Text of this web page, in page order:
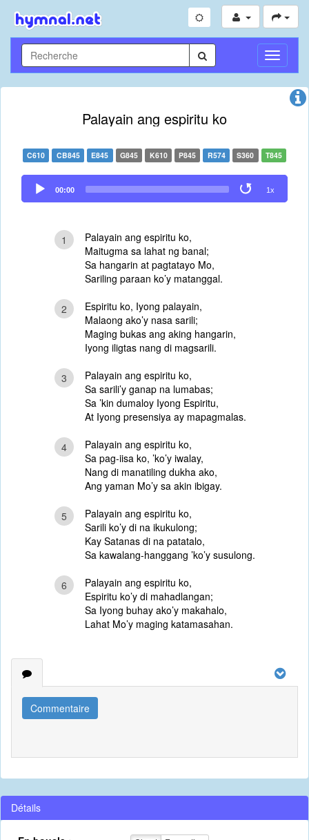
Toggle
Palayain ang espiritu ko
C610 CB845 E845 G845 K610 P845 R574 S360 T845
Audio
Player
00:00 1x
1
Palayain ang espiritu ko,
Maitugma sa lahat ng banal;
Sa hangarin at pagtatayo Mo,
Sariling paraan ko’y matanggal.
2
Espiritu ko, Iyong palayain,
Malaong ako’y nasa sarili;
Maging bukas ang aking hangarin,
Iyong iligtas nang di magsarili.
3
Palayain ang espiritu ko,
Sa sarili’y ganap na lumabas;
Sa ’kin dumaloy Iyong Espiritu,
At Iyong presensiya ay mapagmalas.
4
Palayain ang espiritu ko,
Sa pag-iisa ko, ’ko’y iwalay,
Nang di manatiling dukha ako,
Ang yaman Mo’y sa akin ibigay.
5
Palayain ang espiritu ko,
Sarili ko’y di na ikukulong;
Kay Satanas di na patatalo,
Sa kawalang-hanggang ’ko’y susulong.
6
Palayain ang espiritu ko,
Espiritu ko’y di mahadlangan;
Sa Iyong buhay ako’y makahalo,
Lahat Mo’y maging katamasahan.
Commentaire
Détails